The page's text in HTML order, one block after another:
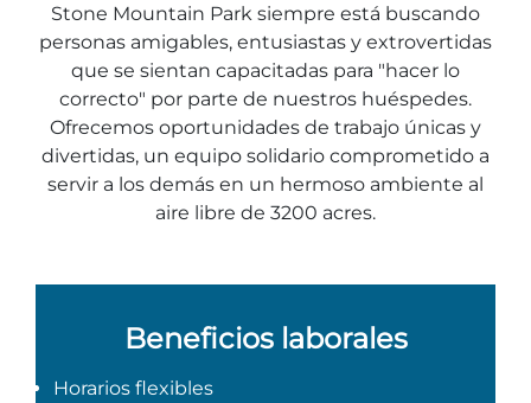
Historia y Naturaleza
Comida
Compras
INFORMACIÓN DEL PARQUE
Reglas y ordenanzas
Clima
Ofertas especiales
INVIERNO
Navidad en la Montaña de Piedra
Magical Flight to the North Pole
Niños temprano Nochevieja
PRIMAVERA
Atlanta Evergreen Lakeside Resort
Stone Mountain Park siempre está buscando
personas amigables, entusiastas y extrovertidas
que se sientan capacitadas para "hacer lo
correcto" por parte de nuestros huéspedes.
Ofrecemos oportunidades de trabajo únicas y
divertidas, un equipo solidario comprometido a
servir a los demás en un hermoso ambiente al
aire libre de 3200 acres.
Beneficios laborales
Horarios flexibles